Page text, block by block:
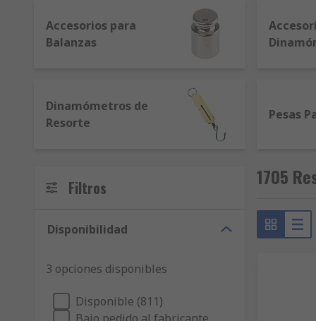
Accesorios para
Balanzas
Dinamómetros de
Resorte
Pesas
Filtros
Disponibilidad
3 opciones disponibles
Disponible (811)
1705